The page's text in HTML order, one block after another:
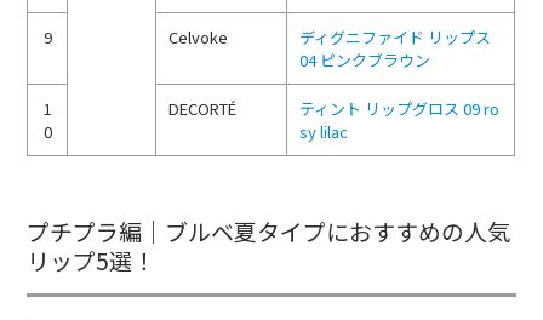
9 Celvoke
ディグニファイド リップス
04 ピンクブラウン
1
0
DECORTÉ
ティント リップグロス 09 ro
sy lilac
プチプラ編｜ブルベ夏タイプにおすすめの人気
リップ5選！